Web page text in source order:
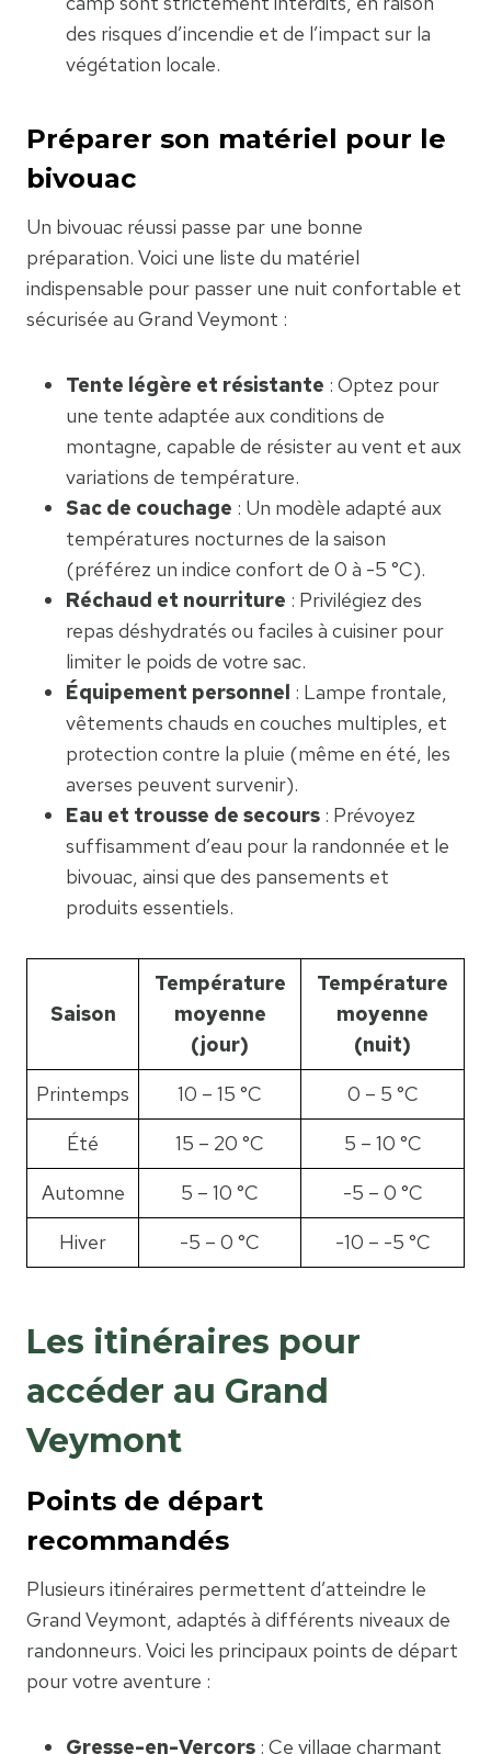
des risques d’incendie et de l’impact sur la
végétation locale.
Préparer son matériel pour le
bivouac
Un bivouac réussi passe par une bonne
préparation. Voici une liste du matériel
indispensable pour passer une nuit confortable et
sécurisée au Grand Veymont :
Tente légère et résistante : Optez pour
une tente adaptée aux conditions de
montagne, capable de résister au vent et aux
variations de température.
Sac de couchage : Un modèle adapté aux
températures nocturnes de la saison
(préférez un indice confort de 0 à -5 °C).
Réchaud et nourriture : Privilégiez des
repas déshydratés ou faciles à cuisiner pour
limiter le poids de votre sac.
Équipement personnel : Lampe frontale,
vêtements chauds en couches multiples, et
protection contre la pluie (même en été, les
averses peuvent survenir).
Eau et trousse de secours : Prévoyez
suffisamment d’eau pour la randonnée et le
bivouac, ainsi que des pansements et
produits essentiels.
Saison
Température
moyenne
(jour)
Température
moyenne
(nuit)
Printemps
10 – 15 °C
0 – 5 °C
Été
15 – 20 °C
5 – 10 °C
Automne
5 – 10 °C
-5 – 0 °C
Hiver
-5 – 0 °C -10 – -5 °C
Les itinéraires pour
accéder au Grand
Veymont
Points de départ
recommandés
Plusieurs itinéraires permettent d’atteindre le
Grand Veymont, adaptés à différents niveaux de
randonneurs. Voici les principaux points de départ
pour votre aventure :
Gresse-en-Vercors : Ce village charmant